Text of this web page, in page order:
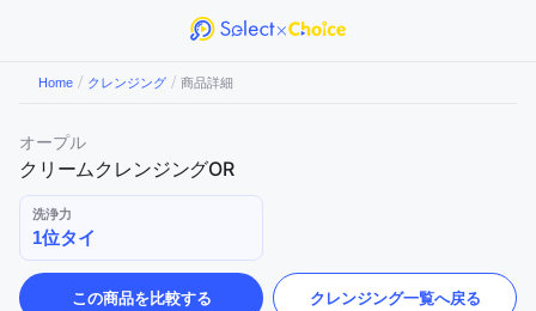
Home / クレンジング / 商品詳細
オープル
クリームクレンジングOR
洗浄力
1位タイ
この商品を比較する クレンジング一覧へ戻る